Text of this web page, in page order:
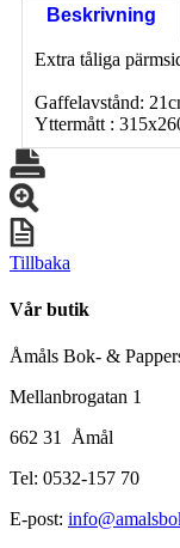
Beskrivning
Extra tåliga
Gaffelavstånd:
Yttermått :
Tillbaka
Vår butik
Åmåls Bok- &
Mellanbrogatan 1
662 31 Åmål
Tel: 0532-157 70
E-post: